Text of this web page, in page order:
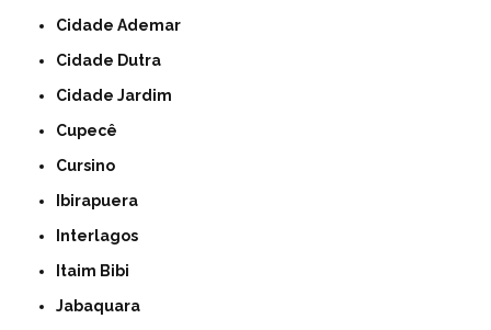
Cidade Ademar
Cidade Dutra
Cidade Jardim
Cupecê
Cursino
Ibirapuera
Interlagos
Itaim Bibi
Jabaquara